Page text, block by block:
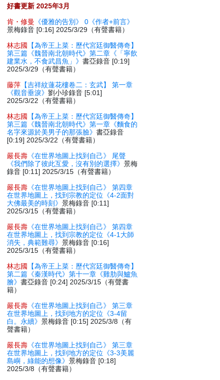
好書更新 2025年3月
肯・修曼
《優雅的告別》 0《作者+前言》
景梅錄音 [0:16] 2025/3/29（有聲書籍）
林志國
【為帝王上菜：歷代宮廷御醫傳奇】
第三篇《魏晉南北朝時代》第二章《「寧飲
建業水，不食武昌魚」》書亞錄音 [0:19]
2025/3/29（有聲書籍）
藤萍 【吉祥紋蓮花樓卷二：玄武】 第一章
《觀音垂淚》劉小珍錄音 [5:01]
2025/3/22（有聲書籍）
林志國
【為帝王上菜：歷代宮廷御醫傳奇】
第三篇《魏晉南北朝時代》第一章《麵食的
名字來源於美男子的那張臉》書亞錄音
[0:19] 2025/3/22（有聲書籍）
嚴長壽 《在世界地圖上找到自己》 尾聲
《我們除了彼此互愛，沒有別的選擇》景梅
錄音 [0:11] 2025/3/15（有聲書籍）
嚴長壽 《在世界地圖上找到自己》 第四章
在世界地圖上，找到宗教的定位《4-2面對
大佛最美的時刻》景梅錄音 [0:11]
2025/3/15（有聲書籍）
嚴長壽 《在世界地圖上找到自己》 第四章
在世界地圖上，找到宗教的定位《4-1大師
消失，典範難尋》景梅錄音 [0:16]
2025/3/15（有聲書籍）
林志國
【為帝王上菜：歷代宮廷御醫傳奇】
第二篇《秦漢時代》第十一章《雞肋與鱸魚
膾》書亞錄音 [0:24] 2025/3/15（有聲書
籍）
嚴長壽 《在世界地圖上找到自己》 第三章
在世界地圖上，找到地方的定位《3-4留
白。永續》景梅錄音 [0:15] 2025/3/8（有
聲書籍）
嚴長壽 《在世界地圖上找到自己》 第三章
在世界地圖上，找到地方的定位《3-3美麗
島嶼，綠能的想像》景梅錄音 [0:18]
2025/3/8（有聲書籍）